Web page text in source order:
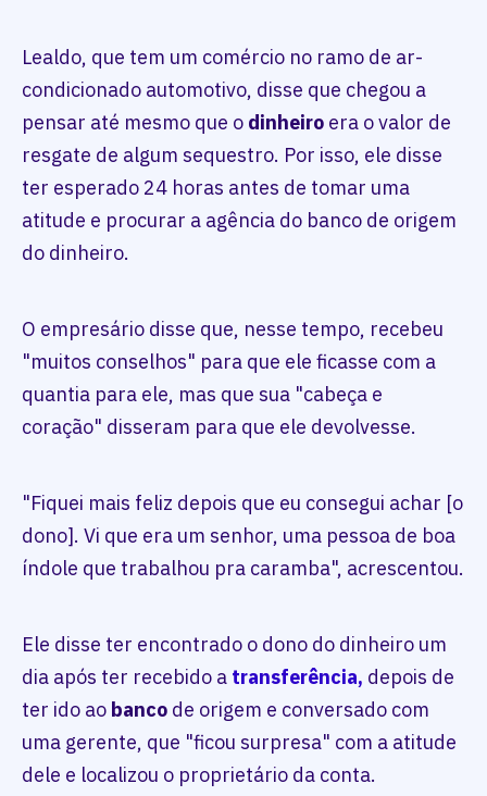
Lealdo, que tem um comércio no ramo de ar-
condicionado automotivo, disse que chegou a
pensar até mesmo que o dinheiro era o valor de
resgate de algum sequestro. Por isso, ele disse
ter esperado 24 horas antes de tomar uma
atitude e procurar a agência do banco de origem
do dinheiro.
O empresário disse que, nesse tempo, recebeu
"muitos conselhos" para que ele ficasse com a
quantia para ele, mas que sua "cabeça e
coração" disseram para que ele devolvesse.
"Fiquei mais feliz depois que eu consegui achar [o
dono]. Vi que era um senhor, uma pessoa de boa
índole que trabalhou pra caramba", acrescentou.
Ele disse ter encontrado o dono do dinheiro um
dia após ter recebido a transferência, depois de
ter ido ao banco de origem e conversado com
uma gerente, que "ficou surpresa" com a atitude
dele e localizou o proprietário da conta.